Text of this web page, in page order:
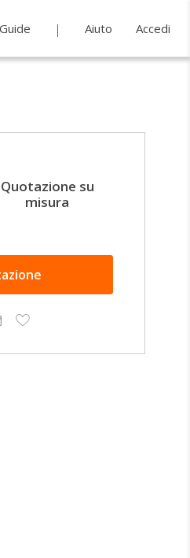
Guide Aiuto Accedi
Quotazione su
misura
EmailAggiungi